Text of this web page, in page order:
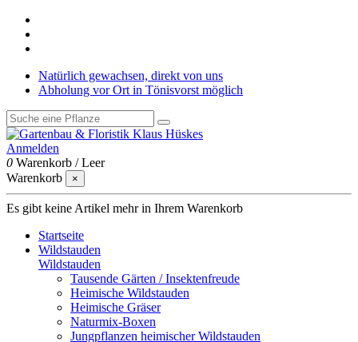
Natürlich gewachsen, direkt von uns
Abholung vor Ort in Tönisvorst möglich
Anmelden
0 Warenkorb /Leer
Warenkorb
×
Es gibt keine Artikel mehr in Ihrem Warenkorb
Startseite
Wildstauden
Wildstauden
Tausende Gärten / Insektenfreude
Heimische Wildstauden
Heimische Gräser
Naturmix-Boxen
Jungpflanzen heimischer Wildstauden